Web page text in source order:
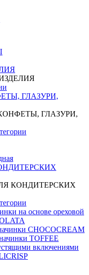
ГЛАЗУРИ,
ГЛАЗУРИ,
КОНДИТЕРСКИХ
на основе ореховой
CHOCOCREAM
TOFFEE
включениями